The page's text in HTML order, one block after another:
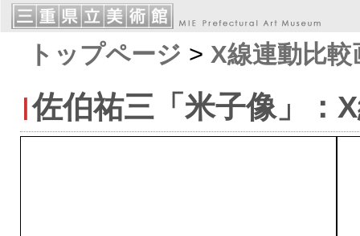
トップページ > X線連動比較
佐伯祐三「米子像」